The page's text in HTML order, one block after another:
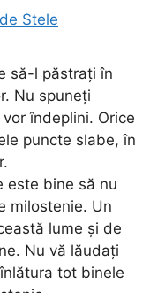
Stele
să-l păstrați în
Nu spuneți
îndeplini. Orice
puncte slabe, în
este bine să nu
milostenie. Un
lume și de
Nu vă lăudați
tot binele